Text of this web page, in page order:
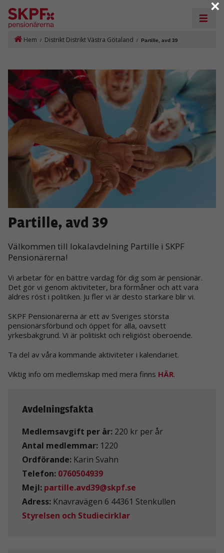
Hem / Distrikt Distrikt Västra Götaland / Partille, avd 39
Partille, avd 39
Välkommen till lokalavdelning Partille i SKPF
Pensionärerna!
Vi arbetar för en bättre vardag för dig som är pensionär.
Det gör vi genom aktiviteter, bra förmåner och att vara
äldres röst i politiken. Ju fler vi är desto starkare blir vi.
SKPF Pensionärerna är ett av Sveriges största
pensionärsförbund och öppet för alla, oavsett
yrkesbakgrund. Vi är politiskt och religiöst oberoende.
Ta del av våra kommande aktiviteter i kalendariet.
Viktig info om medlemskap med mera finns HÄR.
Avdelningsfakta
Medlemsavgift per år: 220 kr per år
Antal medlemmar: 1220
Ordförande: Karin Svahn
Telefon: 0760504939
Mejl: partille.avd39@skpf.se
Adress: Knavravägen 6 44361 Stenkullen
Styrelsen och Studiecirklar
×